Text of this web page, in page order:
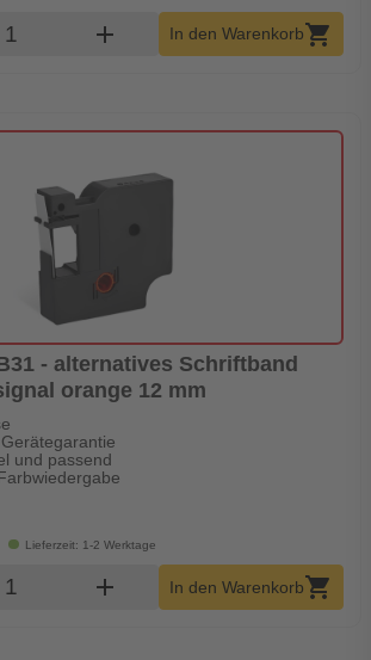
Warenkorb Menge
add In den Warenkorbshopping_cart
- alternatives Schriftband
orange 12 mm
und passend
Lieferzeit: 1-2 Werktage
Warenkorb Menge
add In den Warenkorbshopping_cart